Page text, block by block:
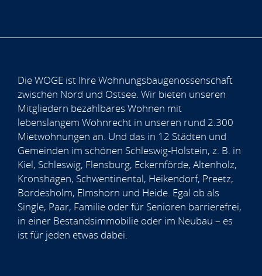
Die WOGE ist Ihre Wohnungsbaugenossenschaft
zwischen Nord und Ostsee. Wir bieten unseren
Mitgliedern bezahlbares Wohnen mit
lebenslangem Wohnrecht in unseren rund 2.300
Mietwohnungen an. Und das in 12 Städten und
Gemeinden im schönen Schleswig-Holstein, z. B. in
Kiel, Schleswig, Flensburg, Eckernförde, Altenholz,
Kronshagen, Schwentinental, Heikendorf, Preetz,
Bordesholm, Elmshorn und Heide. Egal ob als
Single, Paar, Familie oder für Senioren barrierefrei,
in einer Bestandsimmobilie oder im Neubau – es
ist für jeden etwas dabei.